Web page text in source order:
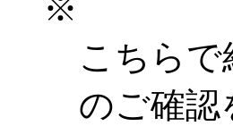
※
こちら
のご確認